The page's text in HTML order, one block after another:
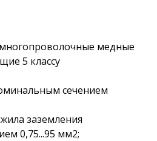
медные
5 классу
сечением
заземления
0,75...95 мм2;